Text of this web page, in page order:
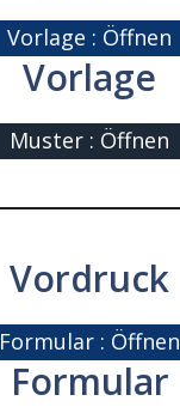
Vorlage : Öffnen
Vorlage
Muster : Öffnen
Vordruck
Formular : Öffnen
Formular